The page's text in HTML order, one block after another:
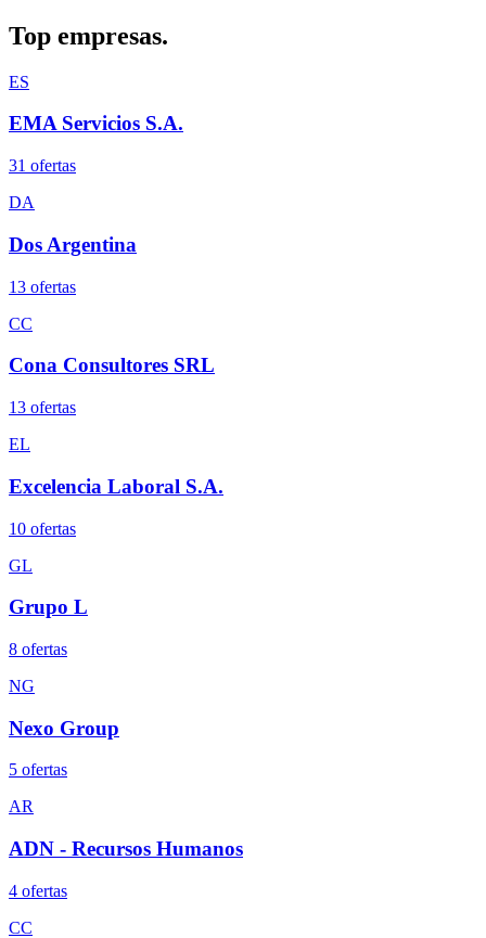
Top empresas.
ES
EMA Servicios S.A.
31 ofertas
DA
Dos Argentina
13 ofertas
CC
Cona Consultores SRL
13 ofertas
EL
Excelencia Laboral S.A.
10 ofertas
GL
Grupo L
8 ofertas
NG
Nexo Group
5 ofertas
AR
ADN - Recursos Humanos
4 ofertas
CC